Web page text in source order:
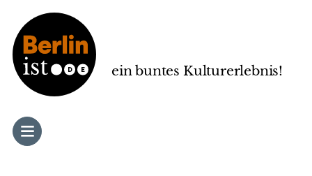
ein buntes Kulturerlebnis!